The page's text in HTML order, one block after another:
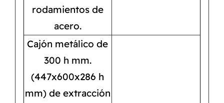
rodamientos de
acero.
Cajón metálico de
300 h mm.
(447x600x286 h
mm) de extracción